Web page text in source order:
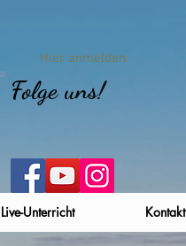
Hier anmelden
Folge uns!
Unterricht Kontakt